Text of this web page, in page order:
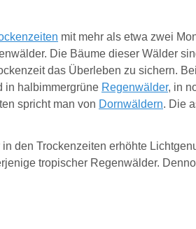
mit mehr als etwa zwei
Die Bäume dieser Wälder
das Überleben zu sichern.
in halbimmergrüne Regenwälder, in
spricht man von Dornwäldern. Die
den Trockenzeiten erhöhte
tropischer Regenwälder.